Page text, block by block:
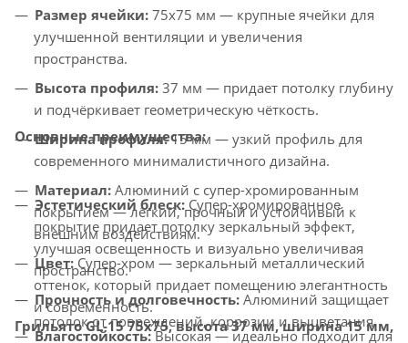
Размер ячейки: 75x75 мм — крупные ячейки для
улучшенной вентиляции и увеличения
пространства.
Высота профиля: 37 мм — придает потолку глубину
и подчёркивает геометрическую чёткость.
Ширина профиля:15 мм — узкий профиль для
современного минималистичного дизайна.
Материал: Алюминий с супер-хромированным
покрытием — лёгкий, прочный и устойчивый к
внешним воздействиям.
Цвет: Супер-хром — зеркальный металлический
оттенок, который придает помещению элегантность
и современность.
Влагостойкость:Высокая — идеально подходит для
Основные преимущества:
Эстетический блеск: Супер-хромированное
покрытие придает потолку зеркальный эффект,
улучшая освещенность и визуально увеличивая
пространство.
Прочность и долговечность: Алюминий защищает
потолок от повреждений, коррозии и выцветания.
Грильято GL-15 75x75, высота 37 мм, ширина 15 мм,